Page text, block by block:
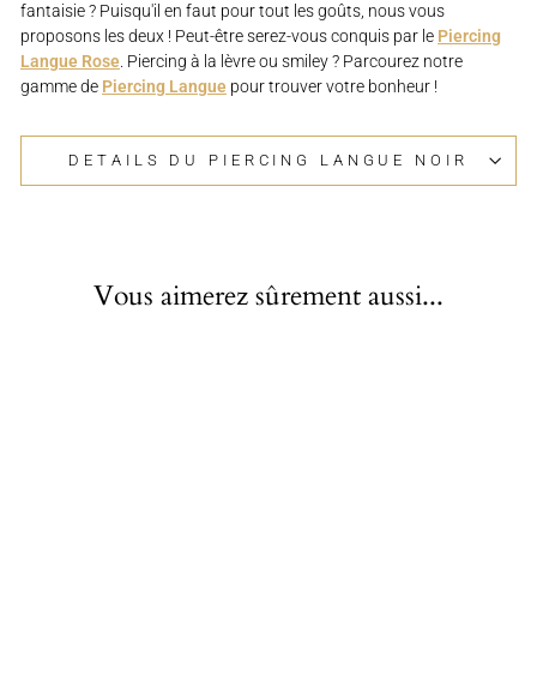
fantaisie ? Puisqu'il en faut pour tout les goûts, nous vous
proposons les deux ! Peut-être serez-vous conquis par le Piercing
Langue Rose. Piercing à la lèvre ou smiley ? Parcourez notre
gamme de Piercing Langue pour trouver votre bonheur !
DETAILS DU PIERCING LANGUE NOIR
Vous aimerez sûrement aussi...